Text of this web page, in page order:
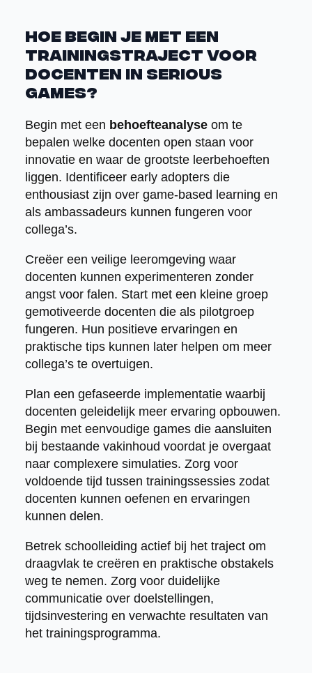
Hoe begin je met een
trainingstraject voor
docenten in serious
games?
Begin met een behoefteanalyseom te
bepalen welke docenten open staan voor
innovatie en waar de grootste leerbehoeften
liggen. Identificeer early adopters die
enthousiast zijn over game-based learning en
als ambassadeurs kunnen fungeren voor
collega’s.
Creëer een veilige leeromgeving waar
docenten kunnen experimenteren zonder
angst voor falen. Start met een kleine groep
gemotiveerde docenten die als pilotgroep
fungeren. Hun positieve ervaringen en
praktische tips kunnen later helpen om meer
collega’s te overtuigen.
Plan een gefaseerde implementatie waarbij
docenten geleidelijk meer ervaring opbouwen.
Begin met eenvoudige games die aansluiten
bij bestaande vakinhoud voordat je overgaat
naar complexere simulaties. Zorg voor
voldoende tijd tussen trainingssessies zodat
docenten kunnen oefenen en ervaringen
kunnen delen.
Betrek schoolleiding actief bij het traject om
draagvlak te creëren en praktische obstakels
weg te nemen. Zorg voor duidelijke
communicatie over doelstellingen,
tijdsinvestering en verwachte resultaten van
het trainingsprogramma.